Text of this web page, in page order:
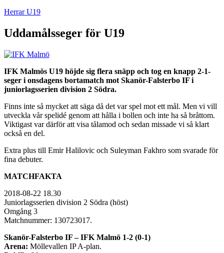
Herrar U19
Uddamålsseger för U19
IFK Malmös U19 höjde sig flera snäpp och tog en knapp 2-1-
seger i onsdagens bortamatch mot Skanör-Falsterbo IF i
juniorlagsserien division 2 Södra.
Finns inte så mycket att säga då det var spel mot ett mål. Men vi vill
utveckla vår spelidé genom att hålla i bollen och inte ha så bråttom.
Viktigast var därför att visa tålamod och sedan missade vi så klart
också en del.
Extra plus till Emir Halilovic och Suleyman Fakhro som svarade för
fina debuter.
MATCHFAKTA
2018-08-22 18.30
Juniorlagsserien division 2 Södra (höst)
Omgång 3
Matchnummer: 130723017.
Skanör-Falsterbo IF – IFK Malmö 1-2 (0-1)
Arena: Möllevallen IP A-plan.